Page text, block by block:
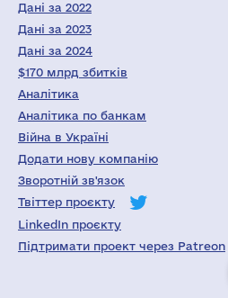
Дані за 2022
Дані за 2023
Дані за 2024
$170 млрд збитків
Аналітика
Аналітика по банкам
Війна в Україні
Додати нову компанію
Зворотній зв'язок
Твіттер проєкту
LinkedIn проєкту
Підтримати проект через Patreon